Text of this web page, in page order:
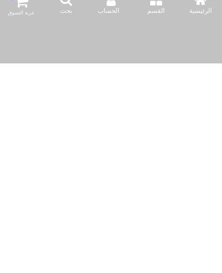
الرئيسية القسم الحساب بحث عربة التسوق